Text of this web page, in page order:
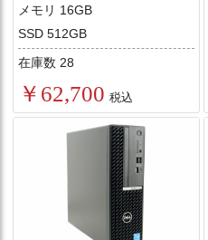
メモリ 16GB
SSD 512GB
在庫数 28
￥62,700 税込